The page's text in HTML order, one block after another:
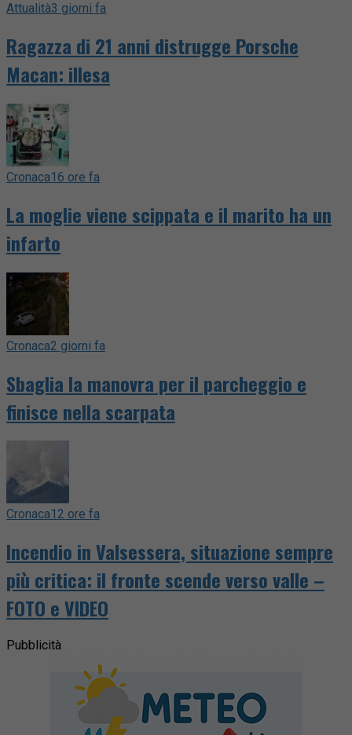
Attualità3 giorni fa
Ragazza di 21 anni distrugge Porsche
Macan: illesa
Cronaca16 ore fa
La moglie viene scippata e il marito ha un
infarto
Cronaca2 giorni fa
Sbaglia la manovra per il parcheggio e
finisce nella scarpata
Cronaca12 ore fa
Incendio in Valsessera, situazione sempre
più critica: il fronte scende verso valle –
FOTO e VIDEO
Pubblicità